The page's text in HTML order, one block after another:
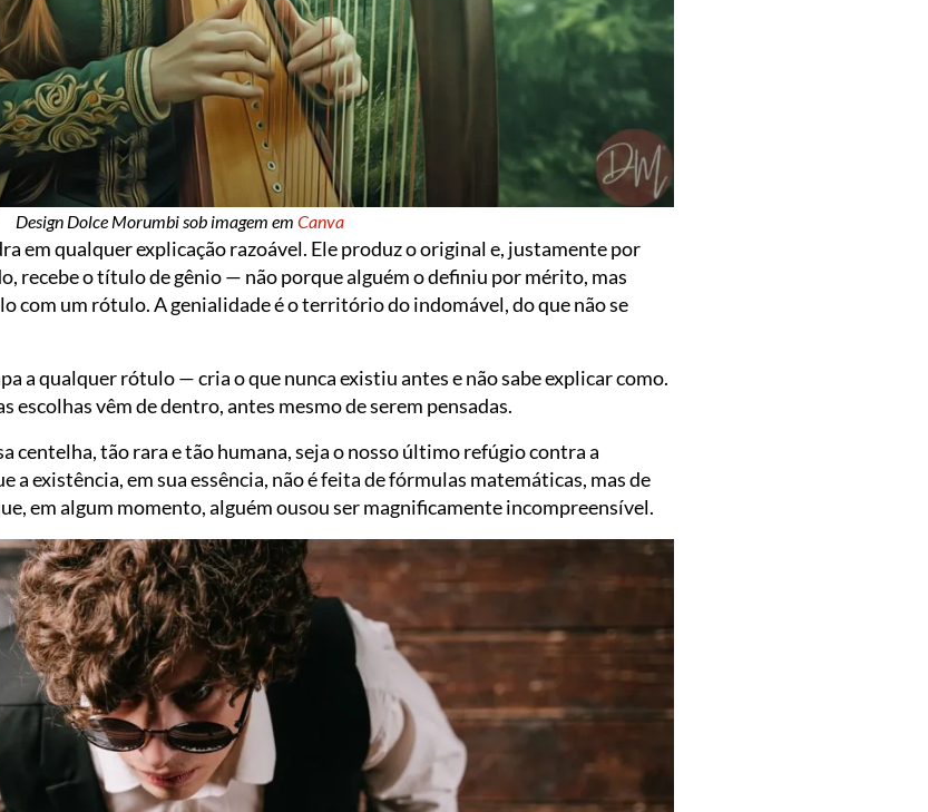
Design Dolce Morumbi sob imagem em Canva
em qualquer explicação razoável. Ele produz o original e, justamente por
recebe o título de gênio — não porque alguém o definiu por mérito, mas
com um rótulo. A genialidade é o território do indomável, do que não se
a qualquer rótulo — cria o que nunca existiu antes e não sabe explicar como.
escolhas vêm de dentro, antes mesmo de serem pensadas.
centelha, tão rara e tão humana, seja o nosso último refúgio contra a
a existência, em sua essência, não é feita de fórmulas matemáticas, mas de
em algum momento, alguém ousou ser magnificamente incompreensível.